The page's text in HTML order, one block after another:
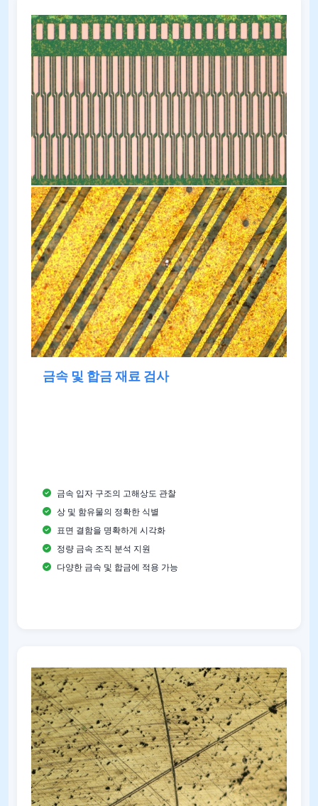
금속 및 합금 재료 검사
금속 입자 구조의 고해상도 관찰
상 및 함유물의 정확한 식별
표면 결함을 명확하게 시각화
정량 금속 조직 분석 지원
다양한 금속 및 합금에 적용 가능